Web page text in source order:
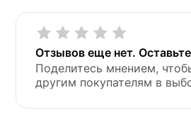
Отзывов еще нет.
Поделитесь мнением,
другим покупателям в